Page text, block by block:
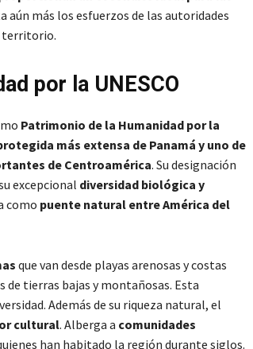
aún más los esfuerzos de las autoridades
territorio.
por la UNESCO
Patrimonio de la Humanidad por la
más extensa de Panamá y uno de
de Centroamérica. Su designación
excepcional diversidad biológica y
como puente natural entre América del
que van desde playas arenosas y costas
de tierras bajas y montañosas. Esta
Además de su riqueza natural, el
cultural. Alberga a comunidades
han habitado la región durante siglos.